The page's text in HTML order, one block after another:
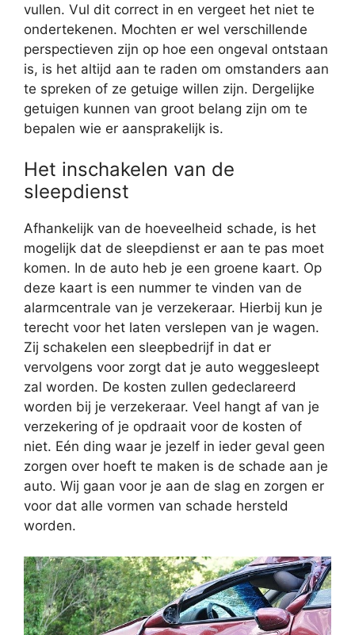
vullen. Vul dit correct in en vergeet het niet te
ondertekenen. Mochten er wel verschillende
perspectieven zijn op hoe een ongeval ontstaan
is, is het altijd aan te raden om omstanders aan
te spreken of ze getuige willen zijn. Dergelijke
getuigen kunnen van groot belang zijn om te
bepalen wie er aansprakelijk is.
Het inschakelen van de
sleepdienst
Afhankelijk van de hoeveelheid schade, is het
mogelijk dat de sleepdienst er aan te pas moet
komen. In de auto heb je een groene kaart. Op
deze kaart is een nummer te vinden van de
alarmcentrale van je verzekeraar. Hierbij kun je
terecht voor het laten verslepen van je wagen.
Zij schakelen een sleepbedrijf in dat er
vervolgens voor zorgt dat je auto weggesleept
zal worden. De kosten zullen gedeclareerd
worden bij je verzekeraar. Veel hangt af van je
verzekering of je opdraait voor de kosten of
niet. Eén ding waar je jezelf in ieder geval geen
zorgen over hoeft te maken is de schade aan je
auto. Wij gaan voor je aan de slag en zorgen er
voor dat alle vormen van schade hersteld
worden.